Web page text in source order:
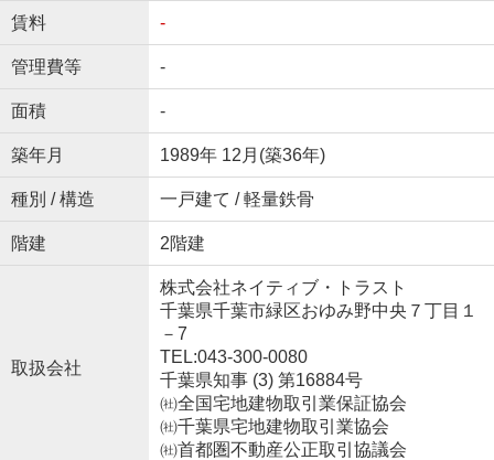
賃料 -
管理費等 -
面積 -
築年月 1989年 12月(築36年)
種別 / 構造 一戸建て / 軽量鉄骨
階建 2階建
取扱会社
株式会社ネイティブ・トラスト
千葉県千葉市緑区おゆみ野中央７丁目１
－7
TEL:043-300-0080
千葉県知事 (3) 第16884号
㈳全国宅地建物取引業保証協会
㈳千葉県宅地建物取引業協会
㈳首都圏不動産公正取引協議会